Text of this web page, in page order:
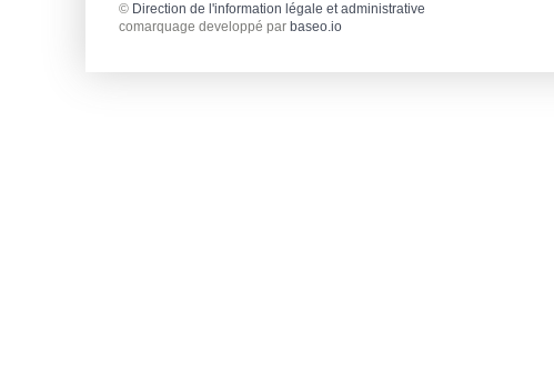
© Direction de l'information légale et administrative
comarquage developpé par baseo.io